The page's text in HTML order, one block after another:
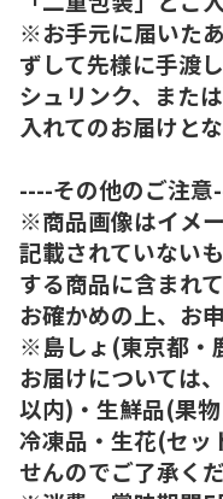
※お手元に届いた
ずして先様に手渡
シュリンク、また
入れてのお届けとな
----その他のご注意
※商品画像はイメ
記載されていない
する商品に含まれ
お確かめの上、お
※島しょ(東京都・
お届けについては
以内)・生鮮品(果
冷凍品・生花(セッ
せんのでご了承くだ